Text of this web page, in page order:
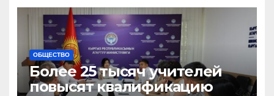
ОБЩЕСТВО
Более 25 тысяч учителей
повысят квалификацию